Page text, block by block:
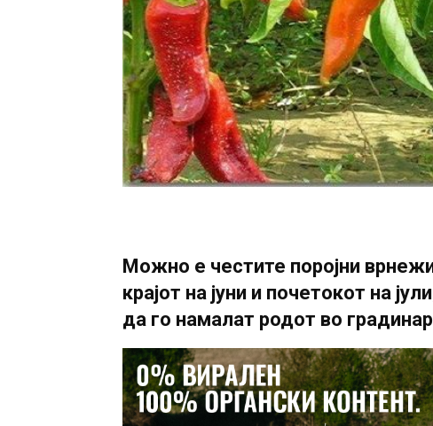
Можно е честите поројни
крајот на јуни и почетокот на
да го намалат родот во